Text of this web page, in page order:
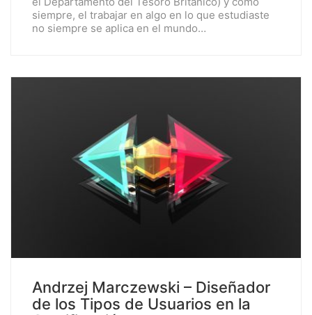
siempre, el trabajar en algo en lo que estudiaste
no siempre se aplica en el mundo…
Andrzej Marczewski – Diseñador
de los Tipos de Usuarios en la